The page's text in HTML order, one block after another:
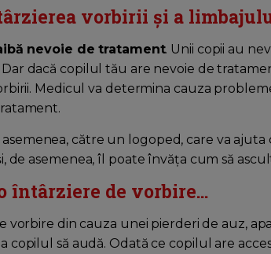
vorbirii și a
nevoie de tratament. Unii copii au
dacă copilul tău are nevoie de
Medicul va determina cauza
către un logoped, care va ajuta
de asemenea, îl poate învăța cum să
întârziere de vorbire...
vorbire din cauza unei pierderi de auz,
să audă. Odată ce copilul are